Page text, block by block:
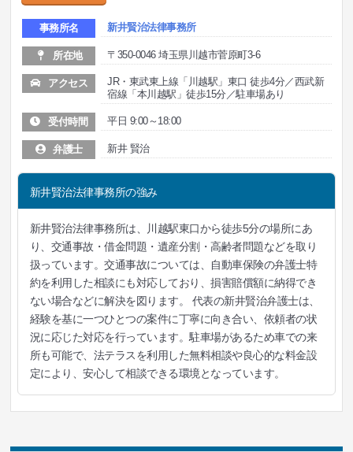
事務所名 新井賢治法律事務所
所在地 〒350-0046 埼玉県川越市菅原町3-6
アクセス
JR・東武東上線「川越駅」東口 徒歩4分／西武新
宿線「本川越駅」徒歩15分／駐車場あり
受付時間 平日 9:00～18:00
弁護士 新井 賢治
新井賢治法律事務所の強み
新井賢治法律事務所は、川越駅東口から徒歩5分の場所にあ
り、交通事故・借金問題・遺産分割・高齢者問題などを取り
扱っています。交通事故については、自動車保険の弁護士特
約を利用した相談にも対応しており、損害賠償額に納得でき
ない場合などに解決を図ります。 代表の新井賢治弁護士は、
経験を基に一つひとつの案件に丁寧に向き合い、依頼者の状
況に応じた対応を行っています。駐車場があるため車での来
所も可能で、法テラスを利用した無料相談や良心的な料金設
定により、安心して相談できる環境となっています。